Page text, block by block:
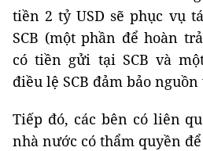
tiền 2 tỷ USD sẽ phục vụ
SCB (một phần để hoàn
có tiền gửi tại SCB và
điều lệ SCB đảm bảo
Tiếp đó, các bên có liên
nhà nước có thẩm quyền